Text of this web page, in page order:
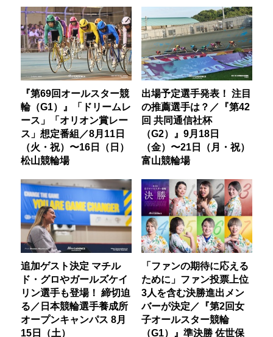
『第69回オールスター競
輪（G1）』「ドリームレ
ース」「オリオン賞レー
ス」想定番組／8月11日
（火・祝）〜16日（日）
松山競輪場
出場予定選手発表！ 注目
の推薦選手は？／『第42
回 共同通信社杯
（G2）』9月18日
（金）〜21日（月・祝）
富山競輪場
追加ゲスト決定 マチル
ド・グロやガールズケイ
リン選手も登場！ 締切迫
る／日本競輪選手養成所
オープンキャンパス 8月
15日（土）
「ファンの期待に応える
ために」ファン投票上位
3人を含む決勝進出メン
バーが決定／『第2回女
子オールスター競輪
（G1）』準決勝 佐世保